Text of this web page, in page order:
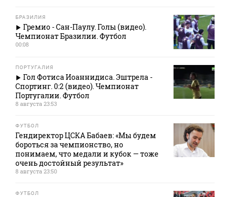
БРАЗИЛИЯ
Гремио - Сан-Паулу. Голы (видео).
Чемпионат Бразилии. Футбол
00:08
ПОРТУГАЛИЯ
Гол Фотиса Иоаннидиса. Эштрела -
Спортинг. 0:2 (видео). Чемпионат
Португалии. Футбол
8 августа 23:53
ФУТБОЛ
Гендиректор ЦСКА Бабаев: «Мы будем
бороться за чемпионство, но
понимаем, что медали и кубок — тоже
очень достойный результат»
8 августа 23:50
ФУТБОЛ